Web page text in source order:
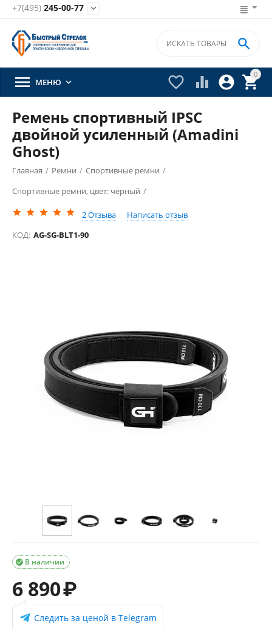
+7(495) 245-00-77 
0


 

 МЕНЮ 
Ремень спортивный IPSC
двойной усиленный (Amadini
Ghost)
Главная / Ремни / Спортивные ремни /
Спортивные ремни, цвет: чёрный /
2Отзыва
Написать отзыв
КОД: AG-SG-BLT1-90
В наличии

6 890₽
Следить за ценой в Telegram